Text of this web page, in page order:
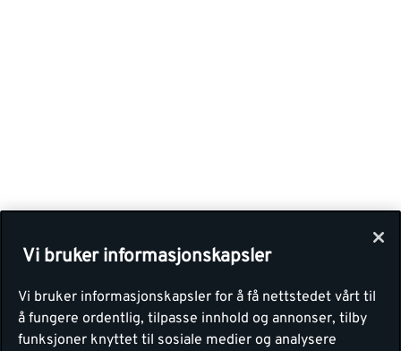
Vi bruker informasjonskapsler
Vi bruker informasjonskapsler for å få nettstedet vårt til
å fungere ordentlig, tilpasse innhold og annonser, tilby
funksjoner knyttet til sosiale medier og analysere